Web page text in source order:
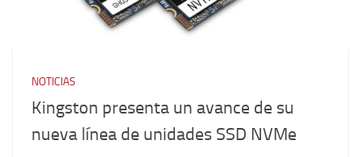
NOTICIAS
Kingston presenta un avance de su
nueva línea de unidades SSD NVMe